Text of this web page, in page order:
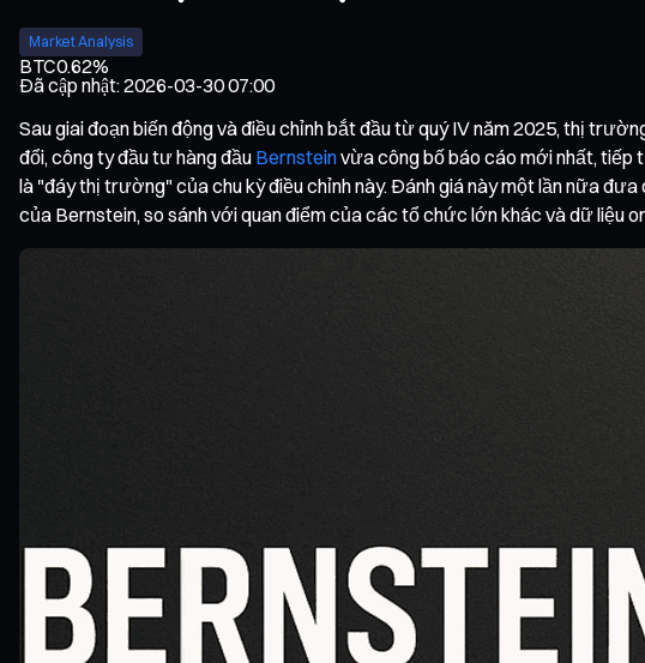
Market Analysis
BTC0.62%
Đã cập nhật:2026-03-30 07:00
Sau giai đoạn biến động và điều chỉnh bắt đầu từ quý IV năm 2025, thị
đổi, công ty đầu tư hàng đầu Bernsteinvừa công bố báo cáo mới nhất, tiếp
là "đáy thị trường" của chu kỳ điều chỉnh này. Đánh giá này một lần nữa
của Bernstein, so sánh với quan điểm của các tổ chức lớn khác và dữ liệu